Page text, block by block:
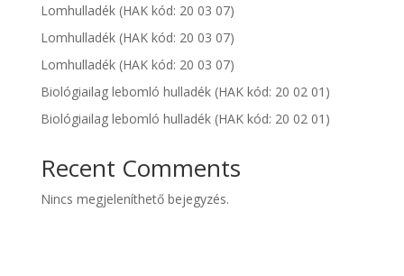
Lomhulladék (HAK kód: 20 03 07)
Lomhulladék (HAK kód: 20 03 07)
Lomhulladék (HAK kód: 20 03 07)
Biológiailag lebomló hulladék (HAK kód: 20 02 01)
Biológiailag lebomló hulladék (HAK kód: 20 02 01)
Recent Comments
Nincs megjeleníthető bejegyzés.